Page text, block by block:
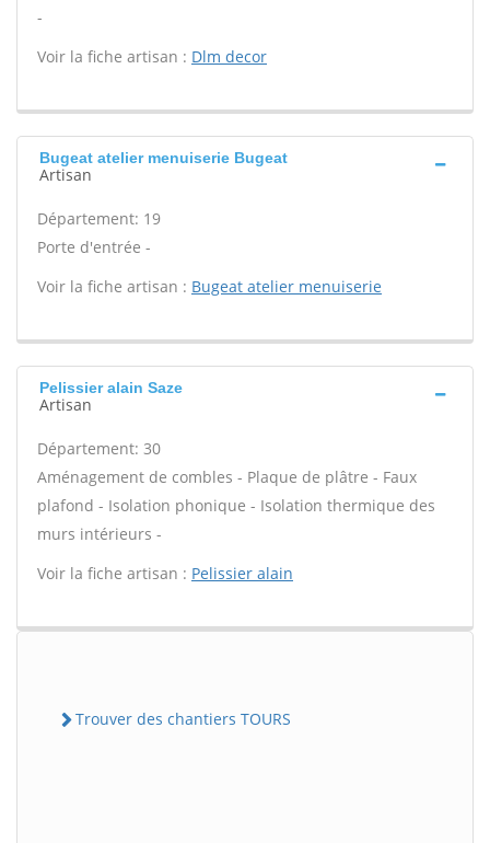
-
Voir la fiche artisan : Dlm decor
Bugeat atelier menuiserie Bugeat
Artisan
Département: 19
Porte d'entrée -
Voir la fiche artisan : Bugeat atelier menuiserie
Pelissier alain Saze
Artisan
Département: 30
Aménagement de combles - Plaque de plâtre - Faux
plafond - Isolation phonique - Isolation thermique des
murs intérieurs -
Voir la fiche artisan : Pelissier alain
Trouver des chantiers TOURS